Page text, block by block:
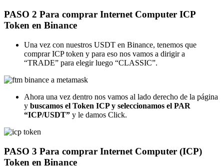
PASO 2 Para comprar Internet Computer ICP
Token en Binance
Una vez con nuestros USDT en Binance, tenemos que
comprar ICP token y para eso nos vamos a dirigir a
“TRADE” para elegir luego “CLASSIC”.
Ahora una vez dentro nos vamos al lado derecho de la página
y buscamos el Token ICP y seleccionamos el PAR
“ICP/USDT” y le damos Click.
PASO 3 Para comprar Internet Computer (ICP)
Token en Binance